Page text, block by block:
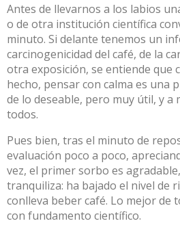
Antes de llevarnos a los labios
o de otra institución científica
minuto. Si delante tenemos un
carcinogenicidad del café, de la
otra exposición, se entiende que
hecho, pensar con calma es una
de lo deseable, pero muy útil, y a
todos.
Pues bien, tras el minuto de
evaluación poco a poco,
vez, el primer sorbo es
tranquiliza: ha bajado el nivel de
conlleva beber café. Lo mejor de
con fundamento científico.